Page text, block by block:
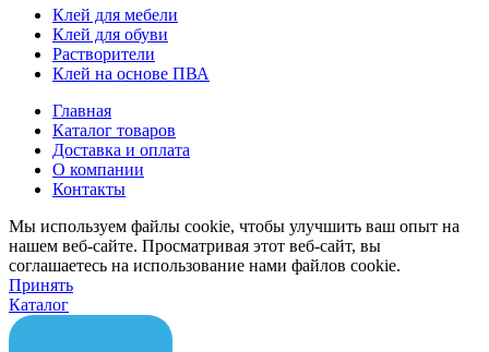
Клей для мебели
Клей для обуви
Растворители
Клей на основе ПВА
Главная
Каталог товаров
Доставка и оплата
О компании
Контакты
Мы используем файлы cookie, чтобы улучшить ваш опыт на
нашем веб-сайте. Просматривая этот веб-сайт, вы
соглашаетесь на использование нами файлов cookie.
Принять
Каталог